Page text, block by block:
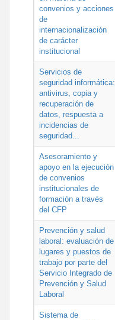
convenios y acciones
de
internacionalización
de carácter
institucional
Servicios de
seguridad informática:
antivirus, copia y
recuperación de
datos, respuesta a
incidencias de
seguridad...
Asesoramiento y
apoyo en la ejecución
de convenios
institucionales de
formación a través
del CFP
Prevención y salud
laboral: evaluación de
lugares y puestos de
trabajo por parte del
Servicio Integrado de
Prevención y Salud
Laboral
Sistema de